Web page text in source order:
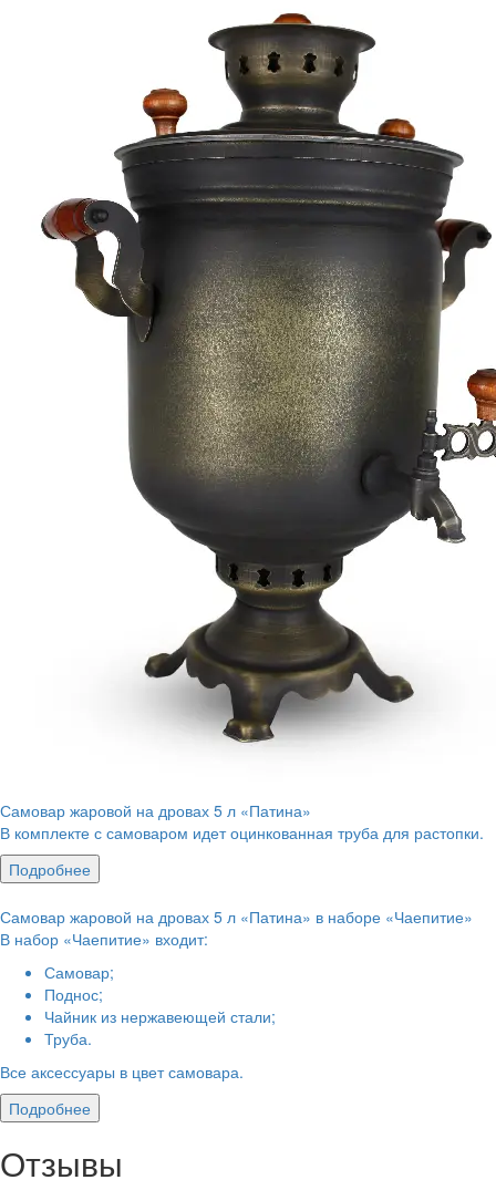
Самовар жаровой на дровах 5 л «Патина»
В комплекте с самоваром идет оцинкованная труба для растопки.
Подробнее
Самовар жаровой на дровах 5 л «Патина» в наборе «Чаепитие»
В набор «Чаепитие» входит:
Самовар;
Поднос;
Чайник из нержавеющей стали;
Труба.
Все аксессуары в цвет самовара.
Подробнее
Отзывы